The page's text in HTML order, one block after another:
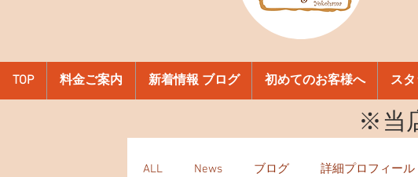
TOP 料金ご案内 新着情報 ブログ 初めてのお客様へ ス
​※当
ALL News ブログ 詳細プロフィール